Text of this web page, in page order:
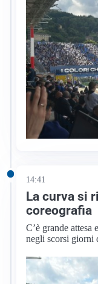
14:41
La curva si
coreografia
C’è grande attesa
negli scorsi giorni